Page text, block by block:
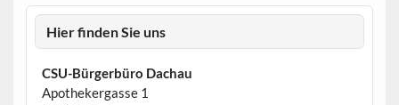
Hier finden Sie uns
CSU-Bürgerbüro Dachau
Apothekergasse 1